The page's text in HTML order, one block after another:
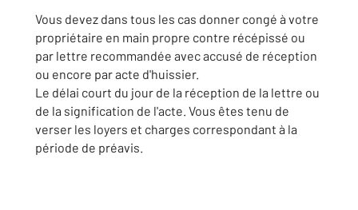
Vous devez dans tous les cas donner congé à votre
propriétaire en main propre contre récépissé ou
par lettre recommandée avec accusé de réception
ou encore par acte d'huissier.
Le délai court du jour de la réception de la lettre ou
de la signification de l'acte. Vous êtes tenu de
verser les loyers et charges correspondant à la
période de préavis.